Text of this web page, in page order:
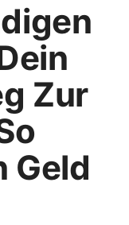
Zur
Geld